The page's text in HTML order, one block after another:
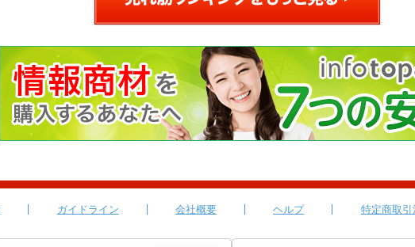
ガイドライン 会社概要 ヘルプ 特定商取